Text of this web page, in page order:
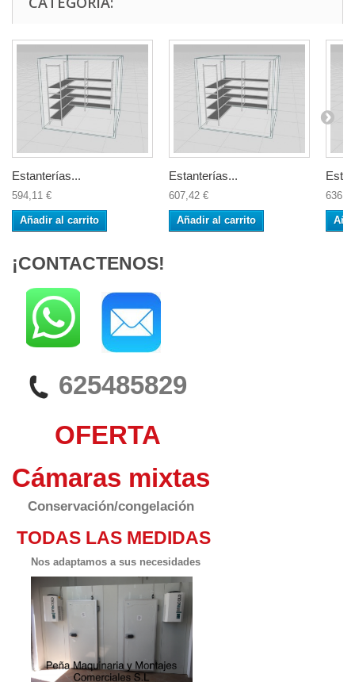
Estanterías...
594,11 €
Añadir al carrito
Estanterías...
607,42 €
Añadir al carrito
¡CONTACTENOS!
625485829
OFERTA
Cámaras mixtas
Conservación/congelación
TODAS LAS MEDIDAS
Nos adaptamos a sus necesidades